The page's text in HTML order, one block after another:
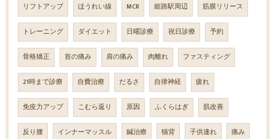
リフトアップ ほうれい線 MCR 姫路駅周辺 筋膜リリース
トレーニング ダイエット 日曜診療 祝日診療 予約
骨格矯正 首の痛み 肩の痛み 肉離れ ファスティング
21時まで診療 自費治療 だるさ 自律神経 疲れ
免疫力アップ こむら返り 原因 ふくらはぎ 肌改善
反り腰 インナーマッスル 鍼治療 猫背 子供連れ 痛み